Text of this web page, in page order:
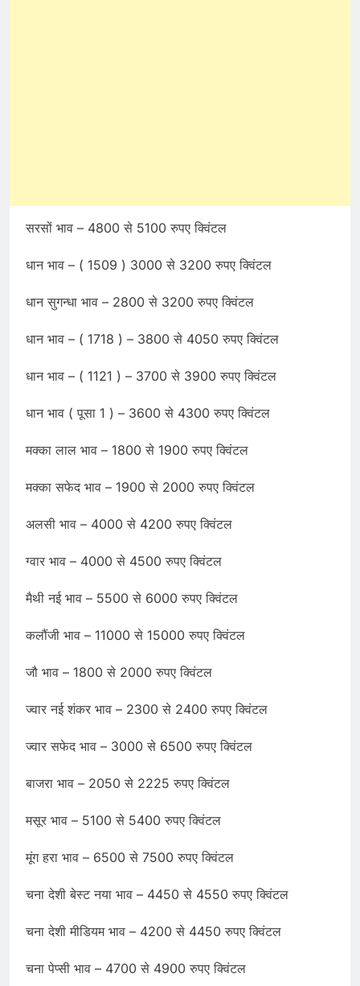
सरसों भाव – 4800 से 5100 रुपए क्विंटल
धान भाव – ( 1509 ) 3000 से 3200 रुपए क्विंटल
धान सुगन्धा भाव – 2800 से 3200 रुपए क्विंटल
धान भाव – ( 1718 ) – 3800 से 4050 रुपए क्विंटल
धान भाव – ( 1121 ) – 3700 से 3900 रुपए क्विंटल
धान भाव ( पूसा 1 ) – 3600 से 4300 रुपए क्विंटल
मक्का लाल भाव – 1800 से 1900 रुपए क्विंटल
मक्का सफेद भाव – 1900 से 2000 रुपए क्विंटल
अलसी भाव – 4000 से 4200 रुपए क्विंटल
ग्वार भाव – 4000 से 4500 रुपए क्विंटल
मैथी नई भाव – 5500 से 6000 रुपए क्विंटल
कलौंजी भाव – 11000 से 15000 रुपए क्विंटल
जौ भाव – 1800 से 2000 रुपए क्विंटल
ज्वार नई शंकर भाव – 2300 से 2400 रुपए क्विंटल
ज्वार सफेद भाव – 3000 से 6500 रुपए क्विंटल
बाजरा भाव – 2050 से 2225 रुपए क्विंटल
मसूर भाव – 5100 से 5400 रुपए क्विंटल
मूंग हरा भाव – 6500 से 7500 रुपए क्विंटल
चना देशी बेस्ट नया भाव – 4450 से 4550 रुपए क्विंटल
चना देशी मीडियम भाव – 4200 से 4450 रुपए क्विंटल
चना पेप्सी भाव – 4700 से 4900 रुपए क्विंटल